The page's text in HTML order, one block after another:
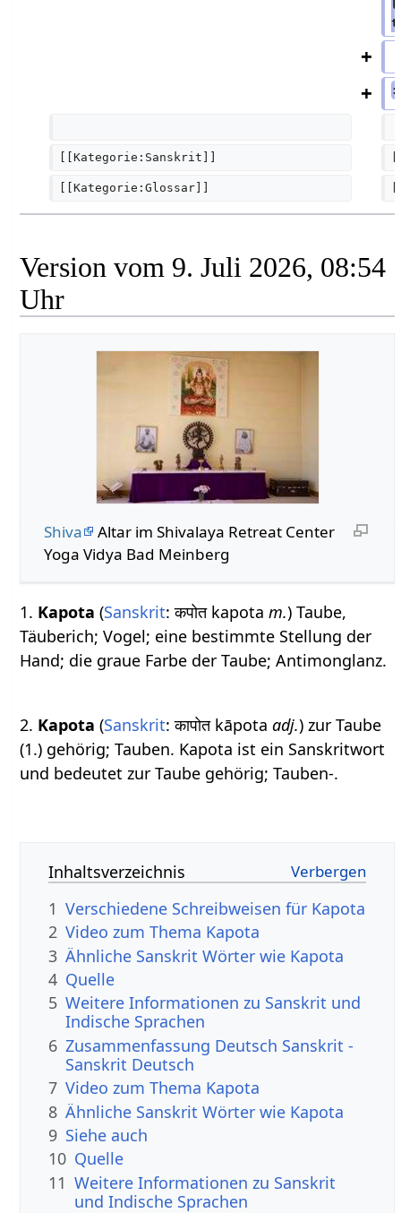
[[Kategorie:Sanskrit]]
[[Kategorie:Glossar]]
Version vom 9. Juli 2026, 08:54
Uhr
Shiva
Altar im Shivalaya Retreat Center
Yoga Vidya Bad Meinberg
1. Kapota (Sanskrit: कपोत kapotam.) Taube,
Täuberich; Vogel; eine bestimmte Stellung der
Hand; die graue Farbe der Taube; Antimonglanz.
2. Kapota (Sanskrit: कापोत kāpotaadj.) zur Taube
(1.) gehörig; Tauben. Kapota ist ein Sanskritwort
und bedeutet zur Taube gehörig; Tauben-.
Inhaltsverzeichnis
1 Verschiedene Schreibweisen für Kapota
2 Video zum Thema Kapota
3 Ähnliche Sanskrit Wörter wie Kapota
4 Quelle
5 Weitere Informationen zu Sanskrit und
Indische Sprachen
6 Zusammenfassung Deutsch Sanskrit -
Sanskrit Deutsch
7 Video zum Thema Kapota
8 Ähnliche Sanskrit Wörter wie Kapota
9 Siehe auch
10 Quelle
11 Weitere Informationen zu Sanskrit
und Indische Sprachen